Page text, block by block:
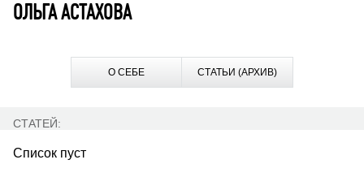
ОЛЬГА АСТАХОВА
О СЕБЕ СТАТЬИ (АРХИВ)
СТАТЕЙ:
Список пуст